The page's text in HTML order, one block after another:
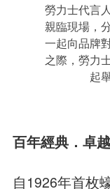
勞力士代言
親臨現場，
一起向品牌
之際，勞力
起
百年經典．卓
自1926年首枚